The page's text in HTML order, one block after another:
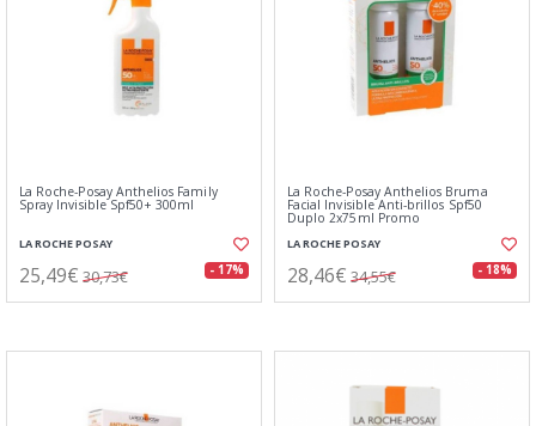
La Roche-Posay Anthelios Family
Spray Invisible Spf50+ 300ml
LA ROCHE POSAY
25,49€ 30,73€ - 17%
La Roche-Posay Anthelios Bruma
Facial Invisible Anti-brillos Spf50
Duplo 2x75ml Promo
LA ROCHE POSAY
28,46€ 34,55€ - 18%